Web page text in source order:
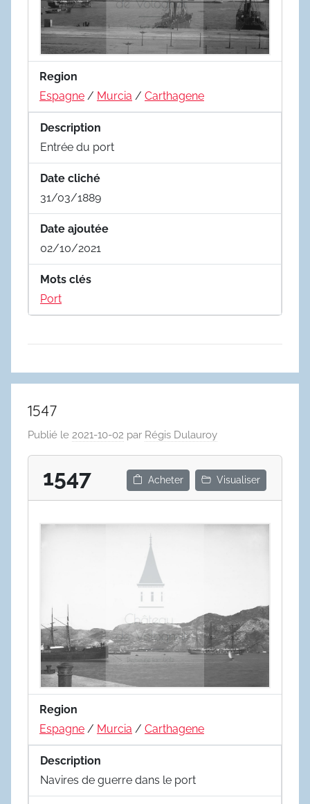
Region
Espagne / Murcia / Carthagene
Description
Entrée du port
Date cliché
31/03/1889
Date ajoutée
02/10/2021
Mots clés
Port
1547
Publié le 2021-10-02 par Régis Dulauroy
1547 Acheter Visualiser
Region
Espagne / Murcia / Carthagene
Description
Navires de guerre dans le port